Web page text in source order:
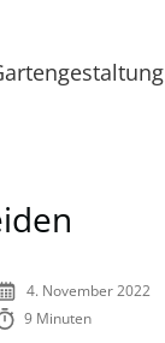
4. November 2022
9 Minuten